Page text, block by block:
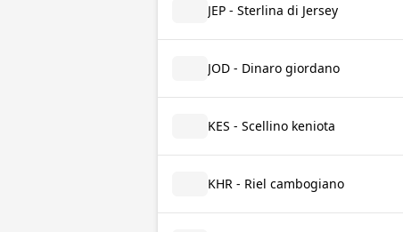
JEP - Sterlina di Jersey
JOD - Dinaro giordano
KES - Scellino keniota
KHR - Riel cambogiano